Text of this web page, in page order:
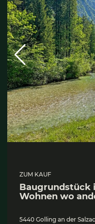
ZUM KAUF
Bau­grund­stück
Woh­nen wo
5440 Golling an der